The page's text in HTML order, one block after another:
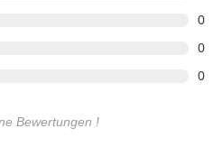
0
0
0
Bewertungen !